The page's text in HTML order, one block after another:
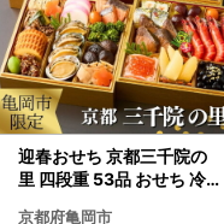
迎春おせち 京都三千院の
里 四段重 53品 おせち 冷蔵
京都府亀岡市